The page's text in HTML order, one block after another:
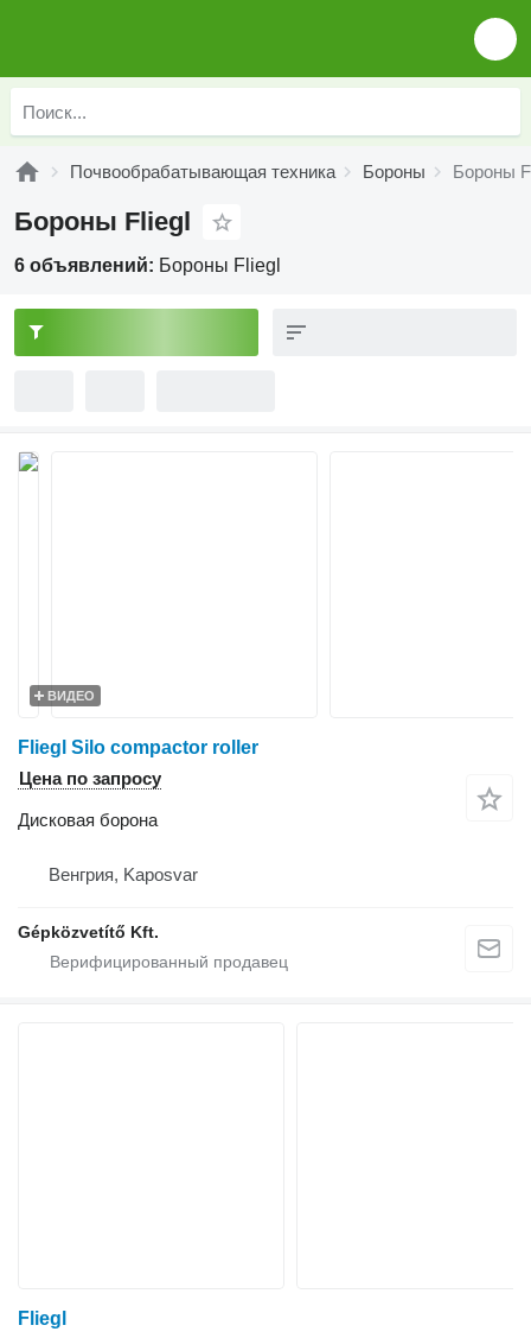
Почвообрабатывающая техника Бороны Бороны
Бороны Fliegl
6 объявлений: Бороны Fliegl
ВИДЕО
Fliegl Silo compactor roller
Цена по запросу
Дисковая борона
Венгрия, Kaposvar
Gépközvetítő Kft.
Fliegl